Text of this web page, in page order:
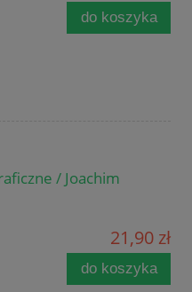
do koszyka
/ Joachim
21,90 zł
do koszyka